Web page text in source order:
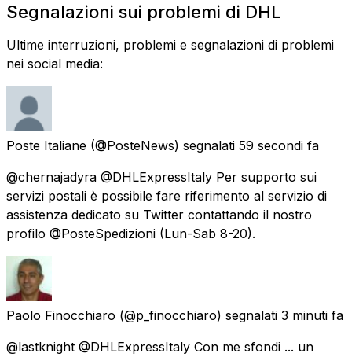
Segnalazioni sui problemi di DHL
Ultime interruzioni, problemi e segnalazioni di problemi
nei social media:
Poste Italiane (@PosteNews) segnalati 59 secondi fa
@chernajadyra @DHLExpressItaly Per supporto sui
servizi postali è possibile fare riferimento al servizio di
assistenza dedicato su Twitter contattando il nostro
profilo @PosteSpedizioni (Lun-Sab 8-20).
Paolo Finocchiaro (@p_finocchiaro) segnalati 3 minuti fa
@lastknight @DHLExpressItaly Con me sfondi ... un